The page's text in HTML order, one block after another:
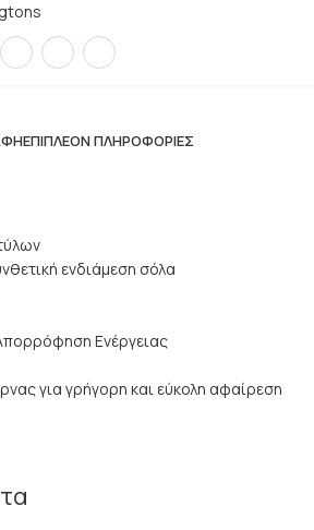
ΕΠΙΠΛΈΟΝ ΠΛΗΡΟΦΟΡΊΕΣ
ενδιάμεση σόλα
Ενέργειας
για γρήγορη και εύκολη αφαίρεση